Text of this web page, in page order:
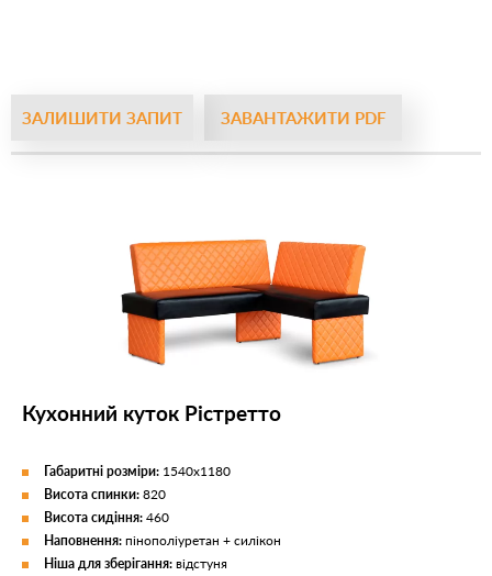
ЗАЛИШИТИ ЗАПИТ ЗАВАНТАЖИТИ PDF
Кухонний куток Рістретто
Габаритні розміри: 1540х1180
Висота спинки: 820
Висота сидіння: 460
Наповнення: пінополіуретан + силікон
Ніша для зберігання: відстуня